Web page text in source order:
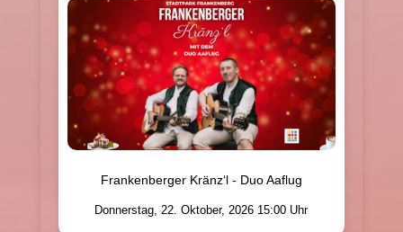
Frankenberger Kränz‘l - Duo Aaflug
Donnerstag, 22. Oktober, 2026 15:00 Uhr